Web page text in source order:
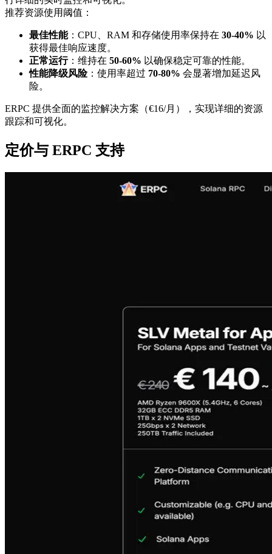
推荐资源使用阈值：
最佳性能：CPU、RAM 和存储使用率保持在 30-40% 以
获得最佳响应速度。
正常运行：维持在 50-60% 以确保稳定可靠的性能。
性能降级风险：使用率超过 70-80% 会显著增加延迟风
险。
ERPC 提供全面的监控解决方案（€16/月），实现详细的资源
跟踪和可视化。
定价与 ERPC 支持